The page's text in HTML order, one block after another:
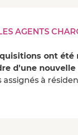
AGENTS
ont été
d'une
assignés à